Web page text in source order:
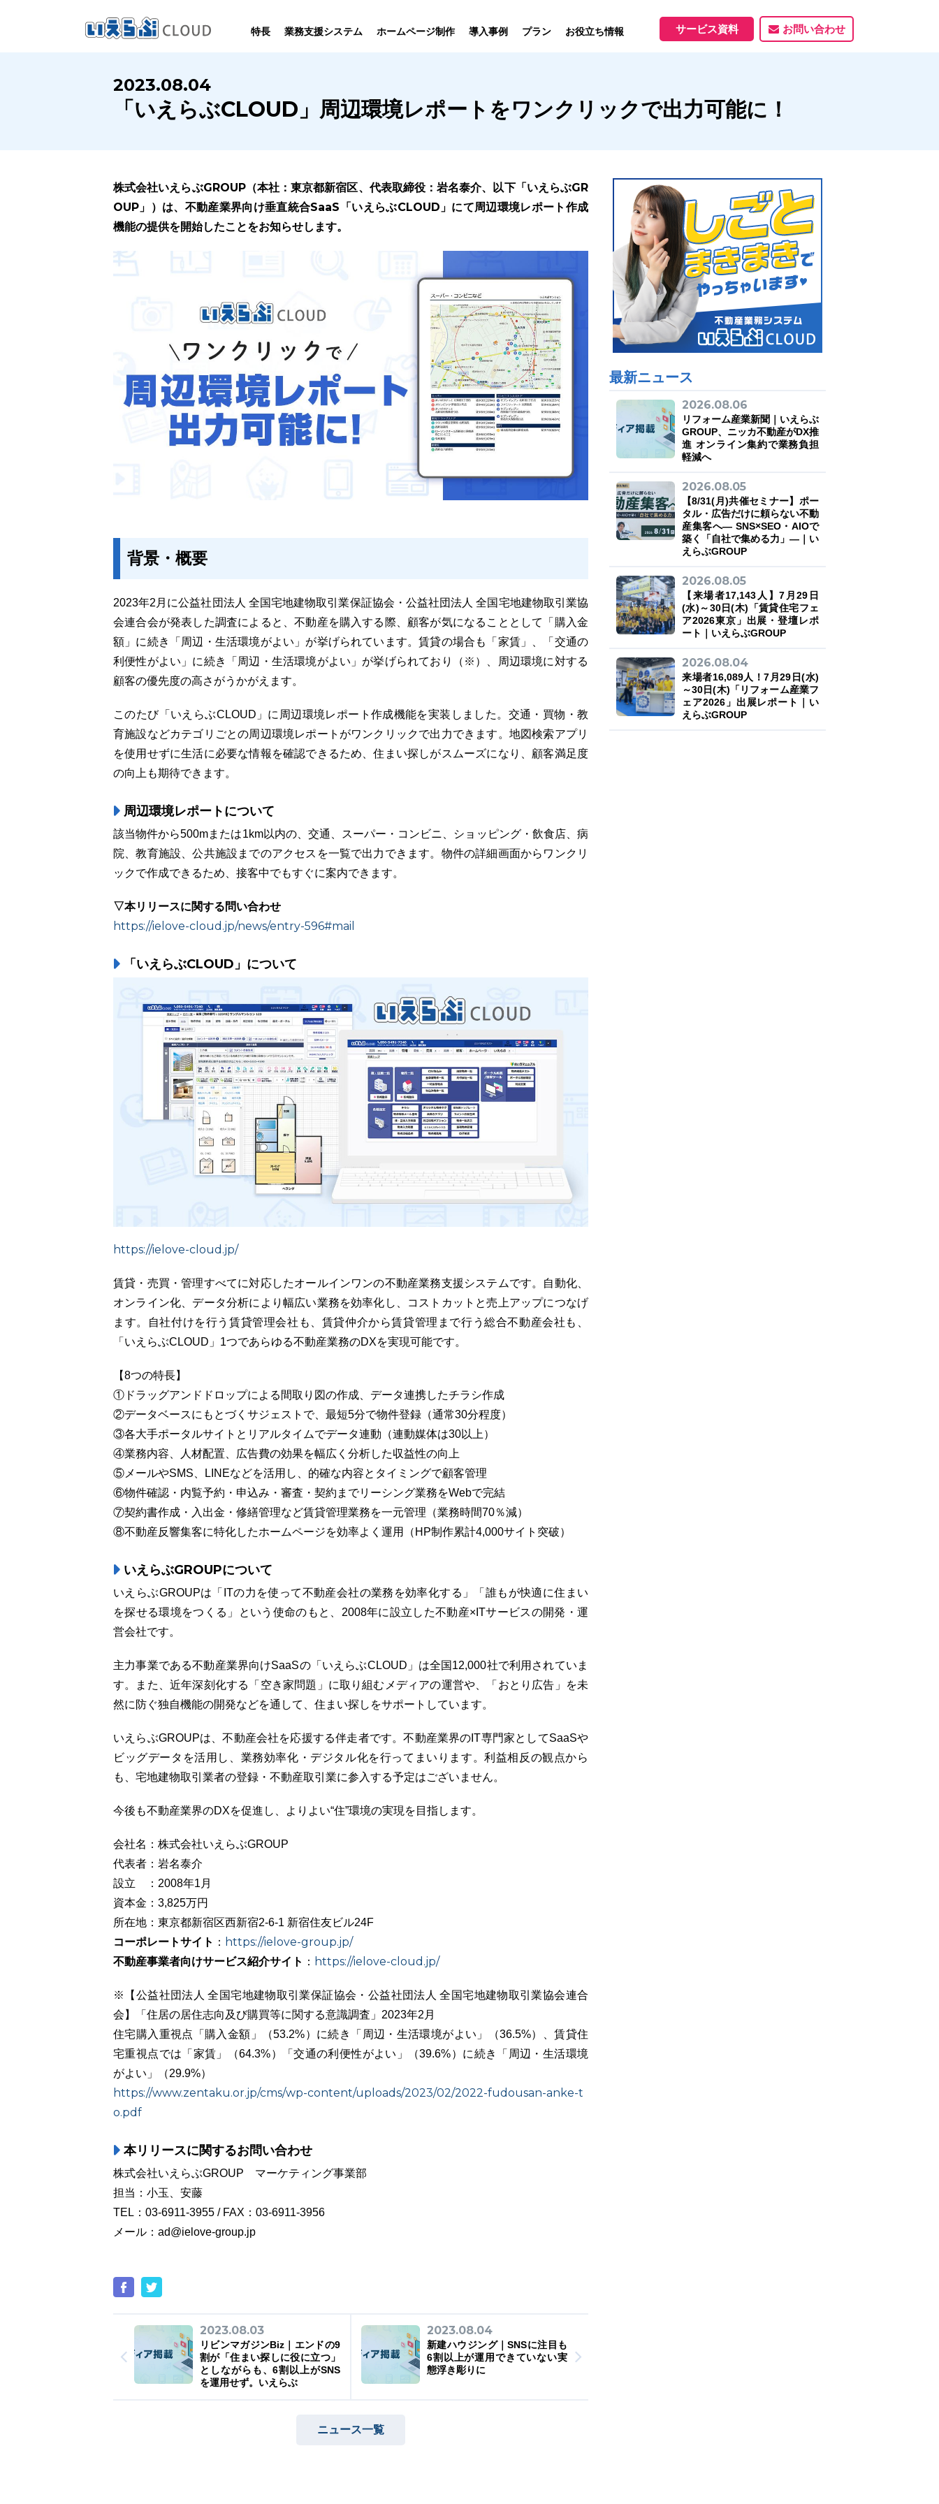
特長 業務支援システム
SYSTEM
いえらぶCLOUDは不動産業務を
幅広く支援しています。
業務向け機能 業務向け機能 業務向け機能
サービス一覧
ホームページ制作
HOMEPAGE
いえらぶは集客用ホームページを
不動産業に特化して制作しています。
制作について
制作の流れ
制作実績
導入事例
PERFORMANCE
いえらぶCLOUDを実際にご利用の
お客様の声と制作実績のご紹介です。
ユーザーインタビュー ホームページ制作実績
プラン お役立ち情報
INFORMATION
いえらぶCLOUDや不動産業界に関する
ニュース･ノウハウをお伝えします。
ニュース一覧 お役立ちブログ 資料ダウンロード
サービス資料 お問い合わせ
2023.08.04
「いえらぶCLOUD」周辺環境レポートをワンクリックで出力可能に！
株式会社いえらぶGROUP（本社：東京都新宿区、代表取締役：岩名泰介、以下「いえらぶGR
OUP」）は、不動産業界向け垂直統合SaaS「いえらぶCLOUD」にて周辺環境レポート作成
機能の提供を開始したことをお知らせします。
背景・概要
2023年2月に公益社団法人 全国宅地建物取引業保証協会・公益社団法人 全国宅地建物取引業協
会連合会が発表した調査によると、不動産を購入する際、顧客が気になることとして「購入金
額」に続き「周辺・生活環境がよい」が挙げられています。賃貸の場合も「家賃」、「交通の
利便性がよい」に続き「周辺・生活環境がよい」が挙げられており（※）、周辺環境に対する
顧客の優先度の高さがうかがえます。
このたび「いえらぶCLOUD」に周辺環境レポート作成機能を実装しました。交通・買物・教
育施設などカテゴリごとの周辺環境レポートがワンクリックで出力できます。地図検索アプリ
を使用せずに生活に必要な情報を確認できるため、住まい探しがスムーズになり、顧客満足度
の向上も期待できます。
周辺環境レポートについて
該当物件から500mまたは1km以内の、交通、スーパー・コンビニ、ショッピング・飲食店、病
院、教育施設、公共施設までのアクセスを一覧で出力できます。物件の詳細画面からワンクリ
ックで作成できるため、接客中でもすぐに案内できます。
▽本リリースに関する問い合わせ
https://ielove-cloud.jp/news/entry-596#mail
「いえらぶCLOUD」について
https://ielove-cloud.jp/
賃貸・売買・管理すべてに対応したオールインワンの不動産業務支援システムです。自動化、
オンライン化、データ分析により幅広い業務を効率化し、コストカットと売上アップにつなげ
ます。自社付けを行う賃貸管理会社も、賃貸仲介から賃貸管理まで行う総合不動産会社も、
「いえらぶCLOUD」1つであらゆる不動産業務のDXを実現可能です。
【8つの特長】
①ドラッグアンドドロップによる間取り図の作成、データ連携したチラシ作成
②データベースにもとづくサジェストで、最短5分で物件登録（通常30分程度）
③各大手ポータルサイトとリアルタイムでデータ連動（連動媒体は30以上）
④業務内容、人材配置、広告費の効果を幅広く分析した収益性の向上
⑤メールやSMS、LINEなどを活用し、的確な内容とタイミングで顧客管理
⑥物件確認・内覧予約・申込み・審査・契約までリーシング業務をWebで完結
⑦契約書作成・入出金・修繕管理など賃貸管理業務を一元管理（業務時間70％減）
⑧不動産反響集客に特化したホームページを効率よく運用（HP制作累計4,000サイト突破）
いえらぶGROUPについて
いえらぶGROUPは「ITの力を使って不動産会社の業務を効率化する」「誰もが快適に住まい
を探せる環境をつくる」という使命のもと、2008年に設立した不動産×ITサービスの開発・運
営会社です。
主力事業である不動産業界向けSaaSの「いえらぶCLOUD」は全国12,000社で利用されていま
す。また、近年深刻化する「空き家問題」に取り組むメディアの運営や、「おとり広告」を未
然に防ぐ独自機能の開発などを通して、住まい探しをサポートしています。
いえらぶGROUPは、不動産会社を応援する伴走者です。不動産業界のIT専門家としてSaaSや
ビッグデータを活用し、業務効率化・デジタル化を行ってまいります。利益相反の観点から
も、宅地建物取引業者の登録・不動産取引業に参入する予定はございません。
今後も不動産業界のDXを促進し、よりよい“住”環境の実現を目指します。
会社名：株式会社いえらぶGROUP
代表者：岩名泰介
設立 ：2008年1月
資本金：3,825万円
所在地：東京都新宿区西新宿2-6-1 新宿住友ビル24F
コーポレートサイト ： https://ielove-group.jp/
不動産事業者向けサービス紹介サイト ： https://ielove-cloud.jp/
※【公益社団法人 全国宅地建物取引業保証協会・公益社団法人 全国宅地建物取引業協会連合
会】「住居の居住志向及び購買等に関する意識調査」2023年2⽉
住宅購入重視点「購入金額」（53.2%）に続き「周辺・⽣活環境がよい」（36.5%）、賃貸住
宅重視点では「家賃」（64.3%）「交通の利便性がよい」（39.6%）に続き「周辺・⽣活環境
がよい」（29.9%）
https://www.zentaku.or.jp/cms/wp-content/uploads/2023/02/2022-fudousan-anke-t
o.pdf
本リリースに関するお問い合わせ
株式会社いえらぶGROUP マーケティング事業部
担当：小玉、安藤
TEL：03-6911-3955 / FAX：03-6911-3956
メール：ad@ielove-group.jp
2023.08.03
リビンマガジンBiz｜エンドの9
割が「住まい探しに役に立つ」
としながらも、6割以上がSNS
を運用せず。いえらぶ
2023.08.04
新建ハウジング｜SNSに注目も
6割以上が運用できていない実
態浮き彫りに
ニュース一覧
最新ニュース
2026.08.06
リフォーム産業新聞｜いえらぶ
GROUP、ニッカ不動産がDX推
進 オンライン集約で業務負担
軽減へ
2026.08.05
【8/31(月)共催セミナー】ポー
タル・広告だけに頼らない不動
産集客へ― SNS×SEO・AIOで
築く「自社で集める力」―｜い
えらぶGROUP
2026.08.05
【来場者17,143人】7月29日
(水)～30日(木)「賃貸住宅フェ
ア2026東京」出展・登壇レポ
ート｜いえらぶGROUP
2026.08.04
来場者16,089人！7月29日(水)
～30日(木)「リフォーム産業フ
ェア2026」出展レポート｜い
えらぶGROUP